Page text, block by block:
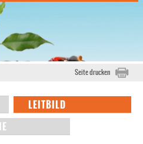
Seite drucken
LEITBILD